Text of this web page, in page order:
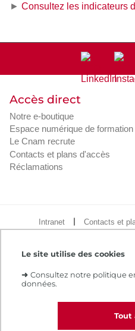
Le site utilise des cookies
➜ Consultez notre politique
données.
Tout
► Consultez les indicateurs
Accès direct
Notre e-boutique
Espace numérique de formation
Le Cnam recrute
Contacts et plans d'accès
Réclamations
Intranet Contacts et